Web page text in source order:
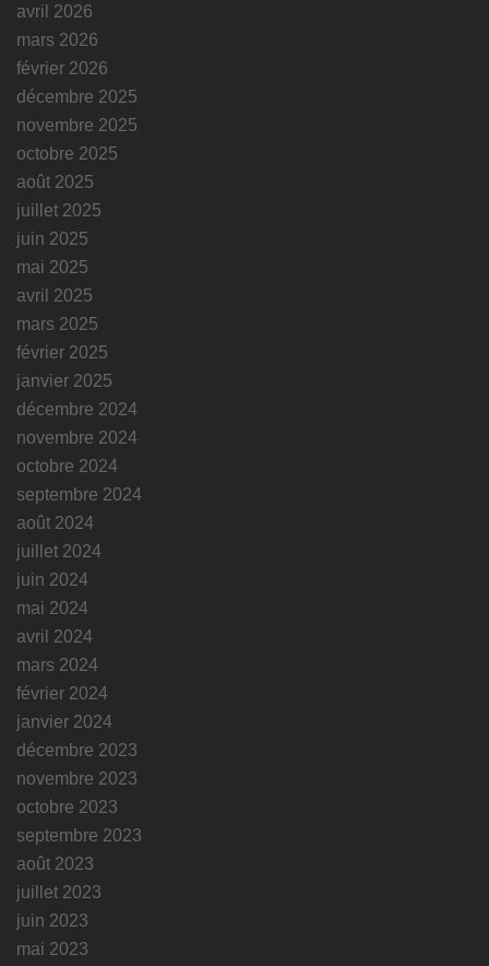
avril 2026
mars 2026
février 2026
décembre 2025
novembre 2025
octobre 2025
août 2025
juillet 2025
juin 2025
mai 2025
avril 2025
mars 2025
février 2025
janvier 2025
décembre 2024
novembre 2024
octobre 2024
septembre 2024
août 2024
juillet 2024
juin 2024
mai 2024
avril 2024
mars 2024
février 2024
janvier 2024
décembre 2023
novembre 2023
octobre 2023
septembre 2023
août 2023
juillet 2023
juin 2023
mai 2023